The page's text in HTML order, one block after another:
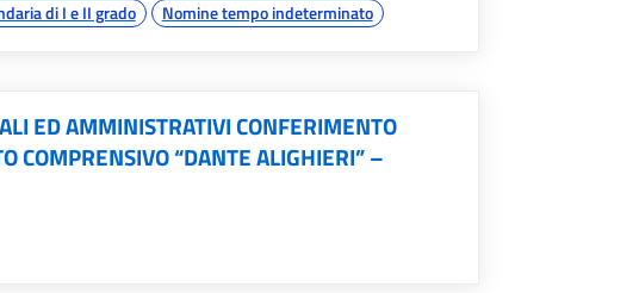
di I e II grado Nomine tempo indeterminato
ED AMMINISTRATIVI CONFERIMENTO
COMPRENSIVO “DANTE ALIGHIERI” –